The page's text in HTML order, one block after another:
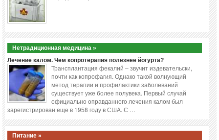
Нетрадиционная медицина »
Лечение калом. Чем копротерапия полезнее йогурта?
Трансплантация фекалий – звучит издевательски,
почти как копрофагия. Однако такой волнующий
метод терапии и профилактики заболеваний
существует уже более полувека. Первый случай
официально оправданного лечения калом был
зарегистрирован еще в 1958 году в США. С …
Питание »